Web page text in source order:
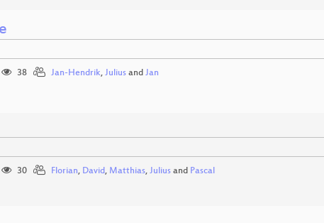
38 Jan-Hendrik, Julius and Jan
30 Florian, David, Matthias, Julius and Pascal